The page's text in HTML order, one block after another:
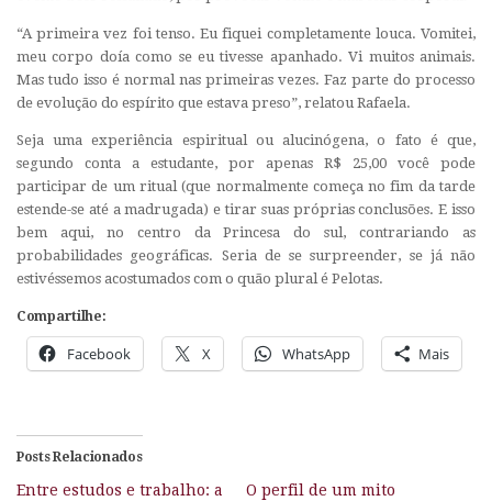
“A primeira vez foi tenso. Eu fiquei completamente louca. Vomitei,
meu corpo doía como se eu tivesse apanhado. Vi muitos animais.
Mas tudo isso é normal nas primeiras vezes. Faz parte do processo
de evolução do espírito que estava preso”, relatou Rafaela.
Seja uma experiência espiritual ou alucinógena, o fato é que,
segundo conta a estudante, por apenas R$ 25,00 você pode
participar de um ritual (que normalmente começa no fim da tarde
estende-se até a madrugada) e tirar suas próprias conclusões. E isso
bem aqui, no centro da Princesa do sul, contrariando as
probabilidades geográficas. Seria de se surpreender, se já não
estivéssemos acostumados com o quão plural é Pelotas.
Compartilhe:
Facebook X WhatsApp Mais
Posts Relacionados
Entre estudos e trabalho: a
O perfil de um mito